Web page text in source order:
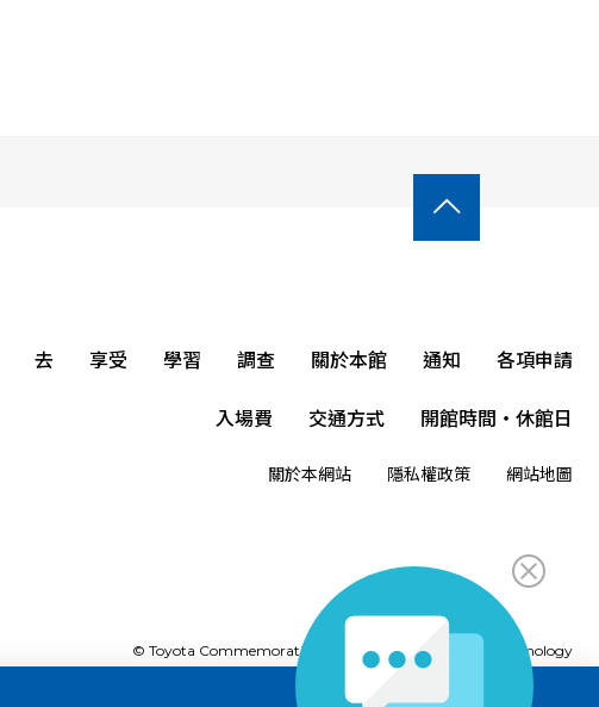

去 享受 學習 調查 關於本館 通知 各項申請
入場費 交通方式 開館時間・休館日
關於本網站 隱私權政策 網站地圖
© Toyota Commemorative Museum of Industry and Technology